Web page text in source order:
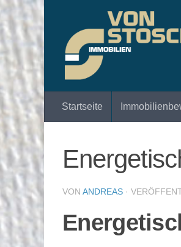
Zum Inhalt springen
Startseite
VON ANDREAS ·